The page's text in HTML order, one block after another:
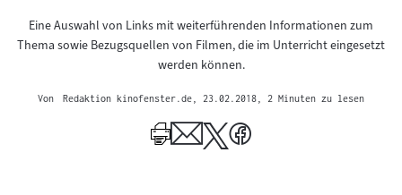
Eine Auswahl von Links mit weiterführenden Informationen zum
Thema sowie Bezugsquellen von Filmen, die im Unterricht eingesetzt
werden können.
Von Redaktion kinofenster.de , 23.02.2018 , 2 Minuten zu lesen